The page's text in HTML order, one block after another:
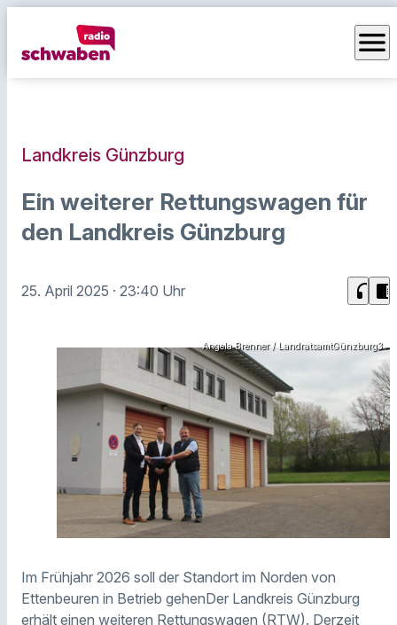
menu
Landkreis Günzburg
Ein weiterer Rettungswagen für
den Landkreis Günzburg
25. April 2025 · 23:40 Uhr headphones chrome_reader_mode
Angela Brenner / LandratsamtGünzburg3
Im Frühjahr 2026 soll der Standort im Norden von
Ettenbeuren in Betrieb gehenDer Landkreis Günzburg
erhält einen weiteren Rettungswagen (RTW). Derzeit